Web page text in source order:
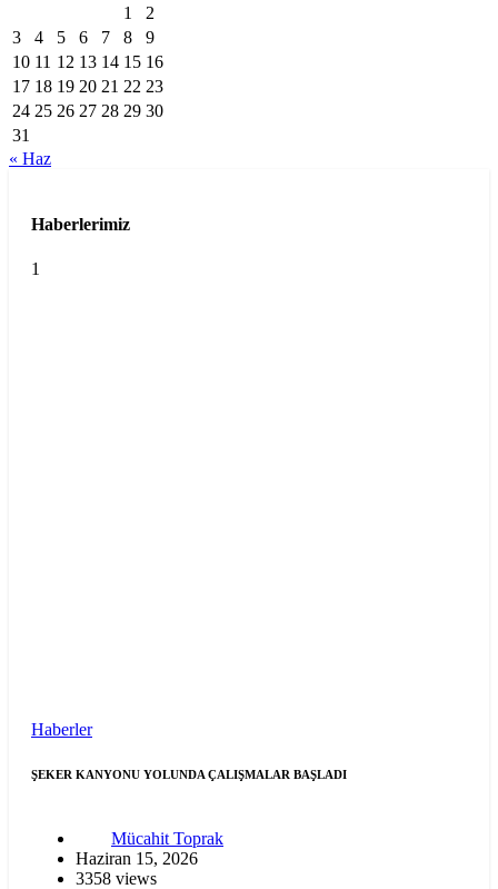
1
2
3
4 5 6 7 8
9
10 11 12 13 14 15 16
17 18 19 20 21 22 23
24 25 26 27 28 29 30
31
« Haz
Haberlerimiz
1
Haberler
ŞEKER KANYONU YOLUNDA ÇALIŞMALAR BAŞLADI
Mücahit Toprak
Haziran 15, 2026
3358 views